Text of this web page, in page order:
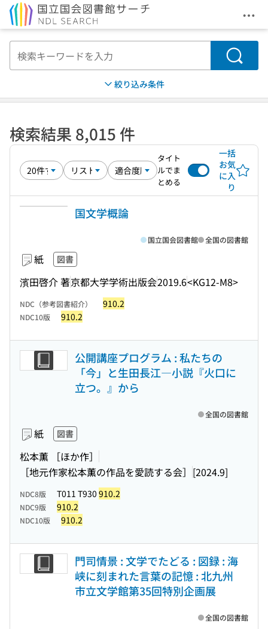
メ
検索
絞り込み条件
検索結果 8,015 件
タイト
ルでま
とめる
一括
お気
に入
り
国文学概論
紙 図書
濱田啓介 著京都大学学術出版会2019.6<KG12-M8>
国立国会図書館 全国の図書館
NDC（参考図書紹介） 910.2
NDC10版 910.2
公開講座プログラム : 私たちの
「今」と生田長江―小説『火口に
立つ。』から
紙 図書
松本薫 ［ほか作］
［地元作家松本薫の作品を愛読する会］ [2024.9]
全国の図書館
NDC8版 T011 T930 910.2
NDC9版 910.2
NDC10版 910.2
門司情景 : 文学でたどる : 図録 : 海
峡に刻まれた言葉の記憶 : 北九州
市立文学館第35回特別企画展
全国の図書館